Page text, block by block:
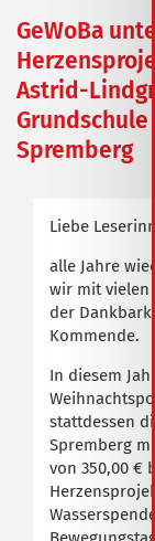
GeWoBa
Astrid-
Grundschule
Spremberg
Liebe
alle Jahre
wir mit vielen
der
Kommende.
In diesem
stattdessen
Spremberg
von 350,00 €